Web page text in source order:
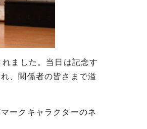
ました。当日は記念す
、関係者の皆さまで溢
ークキャラクターのネ